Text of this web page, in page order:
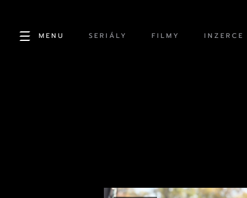
MENU SERIÁLY FILMY INZERCE